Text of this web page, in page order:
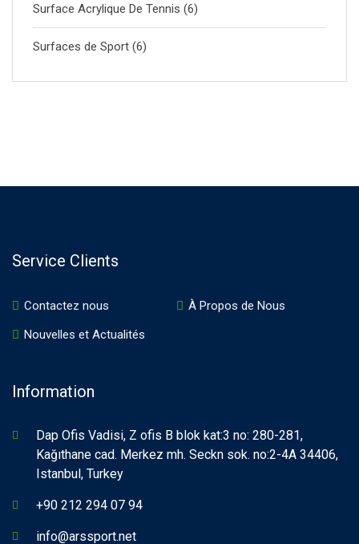
Surface Acrylique De Tennis (6)
Surfaces de Sport (6)
Service Clients
Contactez nous
À Propos de Nous
Nouvelles et Actualités
Information
Dap Ofis Vadisi, Z ofis B blok kat:3 no: 280-281,
Kağıthane cad. Merkez mh. Seckn sok. no:2-4A 34406,
Istanbul, Turkey
+90 212 294 07 94
info@arssport.net